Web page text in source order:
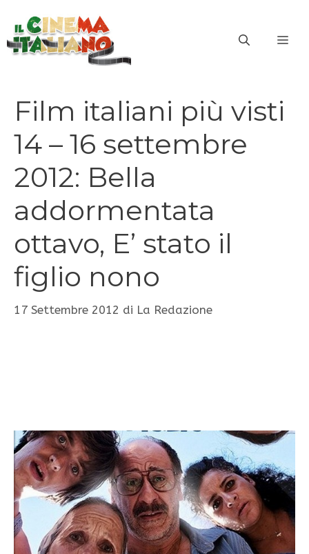
contenuto
Film italiani più visti
14 – 16 settembre
2012: Bella
addormentata
ottavo, E’ stato il
figlio nono
17 Settembre 2012 di La Redazione